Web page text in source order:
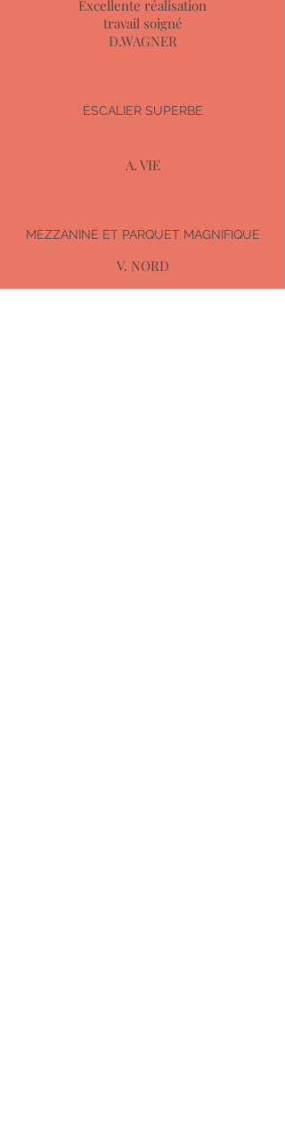
Excellente réalisation
travail soigné
D.WAGNER
ESCALIER SUPERBE
A. VIE
MEZZANINE ET PARQUET MAGNIFIQUE
V. NORD